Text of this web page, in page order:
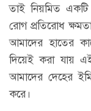
তাই নিয়মিত একটি
রোগ প্রতিরোধ
আমাদের হাতের
দিয়েই করা যায় এই
আমাদের দেহের
করে।